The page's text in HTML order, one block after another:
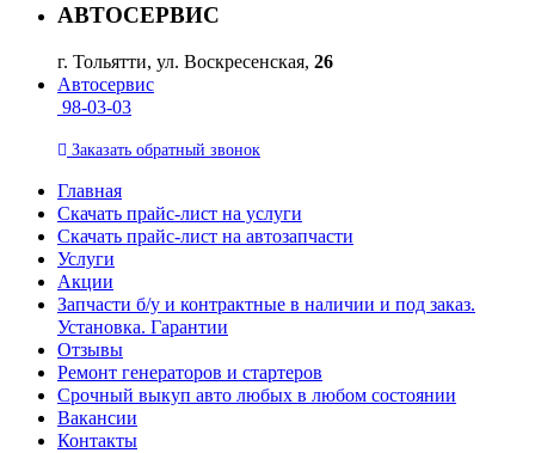
АВТОСЕРВИС
г. Тольятти, ул. Воскресенская, 26
Автосервис
98-03-03
Заказать обратный звонок
Главная
Скачать прайс-лист на услуги
Скачать прайс-лист на автозапчасти
Услуги
Акции
Запчасти б/у и контрактные в наличии и под заказ.
Установка. Гарантии
Отзывы
Ремонт генераторов и стартеров
Cрочный выкуп авто любых в любом состоянии
Вакансии
Контакты